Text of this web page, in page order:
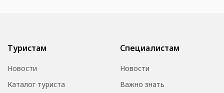
Туристам
Новости
Каталог туриста
Специалистам
Новости
Важно знать